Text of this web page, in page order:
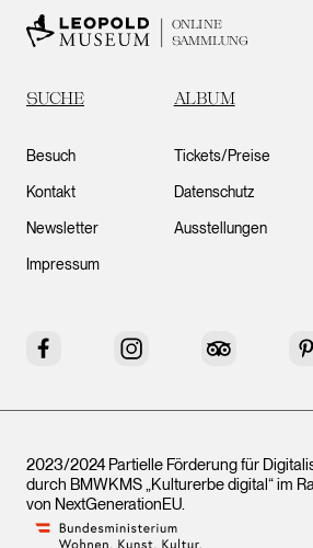
ONLINE
SAMMLUNG
SUCHE ALBUM
Besuch
Kontakt
Newsletter
Impressum
Tickets/Preise
Datenschutz
Ausstellungen
Facebook Instagram Tripadvisor
2023/2024 Partielle Förderung für
durch BMWKMS „Kulturerbe digital“ im
von NextGenerationEU.